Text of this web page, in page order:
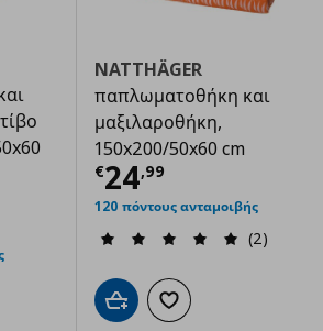
€ 9,99
στα αγαπημένα
NATTHÄGER
παπλωματοθήκη και
μαξιλαροθήκη,
150x200/50x60 cm
€24,99
Τρέχουσα
120 πόντους ανταμοιβής
(2)
Προσθήκη στο καλάθι
Προσθήκη στα